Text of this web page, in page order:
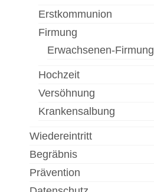
Erstkommunion
Firmung
Erwachsenen-Firmung
Hochzeit
Versöhnung
Krankensalbung
Wiedereintritt
Begräbnis
Prävention